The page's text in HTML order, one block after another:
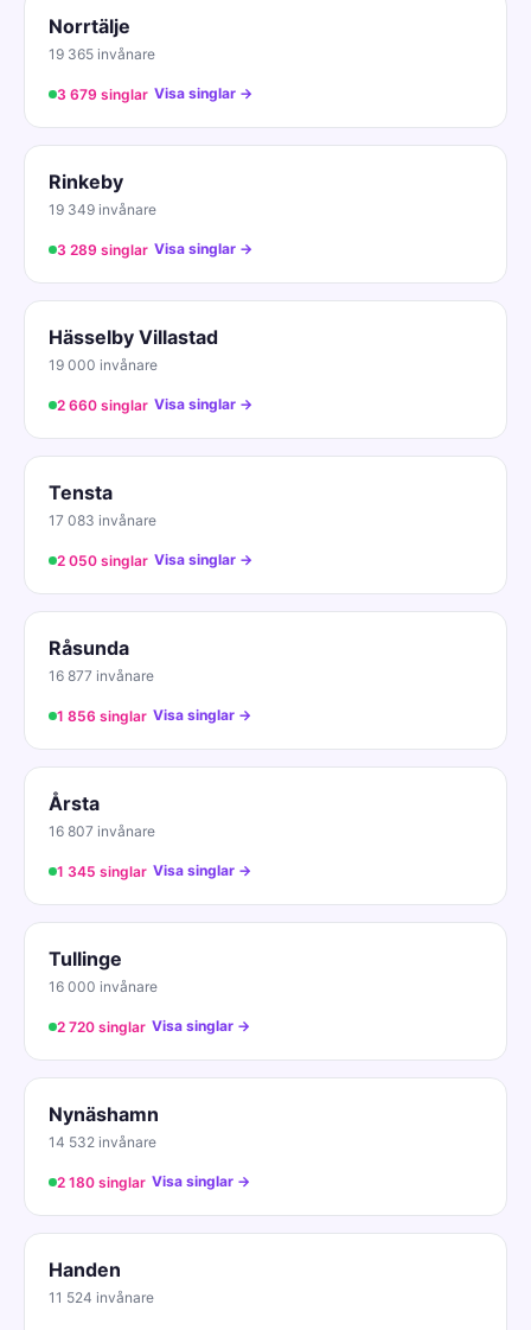
Norrtälje
19 365 invånare
3 679 singlar Visa singlar →
Rinkeby
19 349 invånare
3 289 singlar Visa singlar →
Hässelby Villastad
19 000 invånare
2 660 singlar Visa singlar →
Tensta
17 083 invånare
2 050 singlar Visa singlar →
Råsunda
16 877 invånare
1 856 singlar Visa singlar →
Årsta
16 807 invånare
1 345 singlar Visa singlar →
Tullinge
16 000 invånare
2 720 singlar Visa singlar →
Nynäshamn
14 532 invånare
2 180 singlar Visa singlar →
Handen
11 524 invånare